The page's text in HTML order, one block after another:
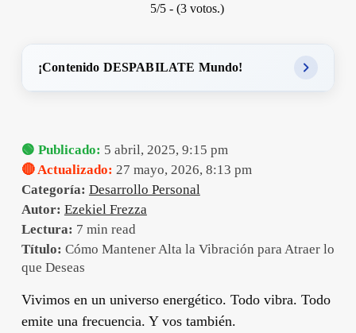
5/5 - (3 votos.)
¡Contenido DESPABILATE Mundo!
🟢 Publicado: 5 abril, 2025, 9:15 pm
🔴 Actualizado: 27 mayo, 2026, 8:13 pm
Categoría: Desarrollo Personal
Autor: Ezekiel Frezza
Lectura: 7 min read
Título: Cómo Mantener Alta la Vibración para Atraer lo
que Deseas
Vivimos en un universo energético. Todo vibra. Todo
emite una frecuencia. Y vos también.